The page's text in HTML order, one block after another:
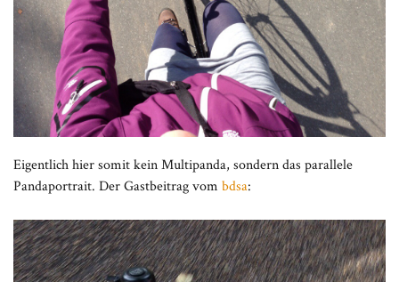
Eigentlich hier somit kein Multipanda, sondern das parallele
Pandaportrait. Der Gastbeitrag vom bdsa: